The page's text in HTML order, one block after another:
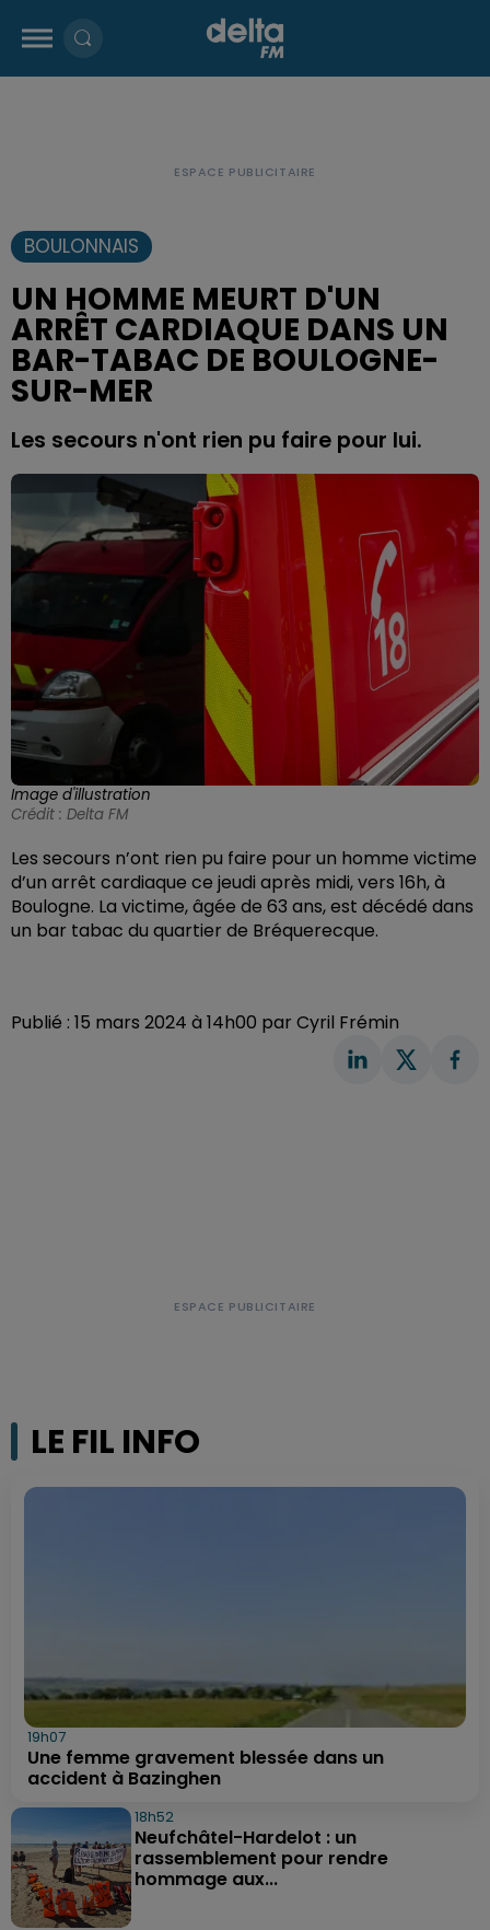
BOULONNAIS
UN HOMME MEURT D'UN
ARRÊT CARDIAQUE DANS UN
BAR-TABAC DE BOULOGNE-
SUR-MER
Les secours n'ont rien pu faire pour lui.
Image d'illustration
Crédit : Delta FM
Les secours n’ont rien pu faire pour un homme victime
d’un arrêt cardiaque ce jeudi après midi, vers 16h, à
Boulogne. La victime, âgée de 63 ans, est décédé dans
un bar tabac du quartier de Bréquerecque.
Publié : 15 mars 2024 à 14h00 par Cyril Frémin
LE FIL INFO
19h07
Une femme gravement blessée dans un
accident à Bazinghen
18h52
Neufchâtel-Hardelot : un
rassemblement pour rendre
hommage aux...